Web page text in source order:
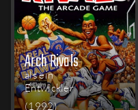
Arch Rivals
als ein
Entwickler
(1992)